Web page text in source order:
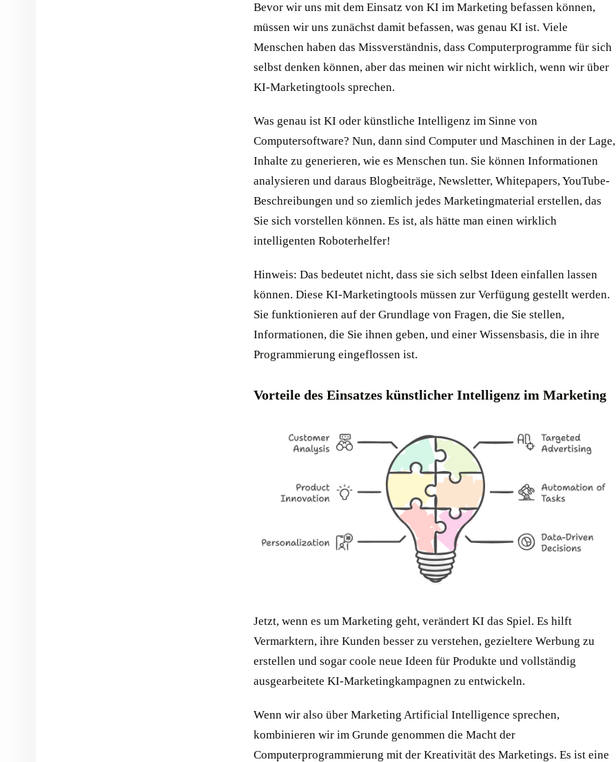
Bevor wir uns mit dem Einsatz von KI im Marketing befassen können,
müssen wir uns zunächst damit befassen, was genau KI ist. Viele
Menschen haben das Missverständnis, dass Computerprogramme für sich
selbst denken können, aber das meinen wir nicht wirklich, wenn wir über
KI-Marketingtools sprechen.
Was genau ist KI oder künstliche Intelligenz im Sinne von
Computersoftware? Nun, dann sind Computer und Maschinen in der Lage,
Inhalte zu generieren, wie es Menschen tun. Sie können Informationen
analysieren und daraus Blogbeiträge, Newsletter, Whitepapers, YouTube-
Beschreibungen und so ziemlich jedes Marketingmaterial erstellen, das
Sie sich vorstellen können. Es ist, als hätte man einen wirklich
intelligenten Roboterhelfer!
Hinweis: Das bedeutet nicht, dass sie sich selbst Ideen einfallen lassen
können. Diese KI-Marketingtools müssen zur Verfügung gestellt werden.
Sie funktionieren auf der Grundlage von Fragen, die Sie stellen,
Informationen, die Sie ihnen geben, und einer Wissensbasis, die in ihre
Programmierung eingeflossen ist.
Vorteile des Einsatzes künstlicher Intelligenz im Marketing
Jetzt, wenn es um Marketing geht, verändert KI das Spiel. Es hilft
Vermarktern, ihre Kunden besser zu verstehen, gezieltere Werbung zu
erstellen und sogar coole neue Ideen für Produkte und vollständig
ausgearbeitete KI-Marketingkampagnen zu entwickeln.
Wenn wir also über Marketing Artificial Intelligence sprechen,
kombinieren wir im Grunde genommen die Macht der
Computerprogrammierung mit der Kreativität des Marketings. Es ist eine